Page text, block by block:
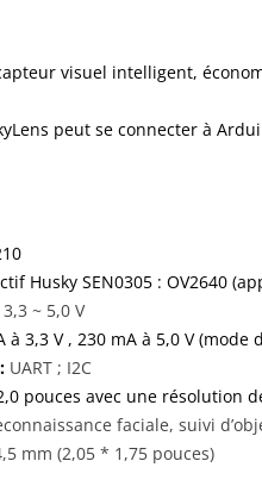
visuel intelligent,
peut se connecter à
Husky SEN0305 : OV2640
3,3 ~ 5,0 V
à 3,3 V , 230 mA à 5,0 V
UART ; I2C
pouces avec une résolution
faciale, suivi
mm (2,05 * 1,75 pouces)